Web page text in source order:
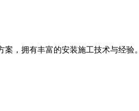
，拥有丰富的安装施工技术与经验。